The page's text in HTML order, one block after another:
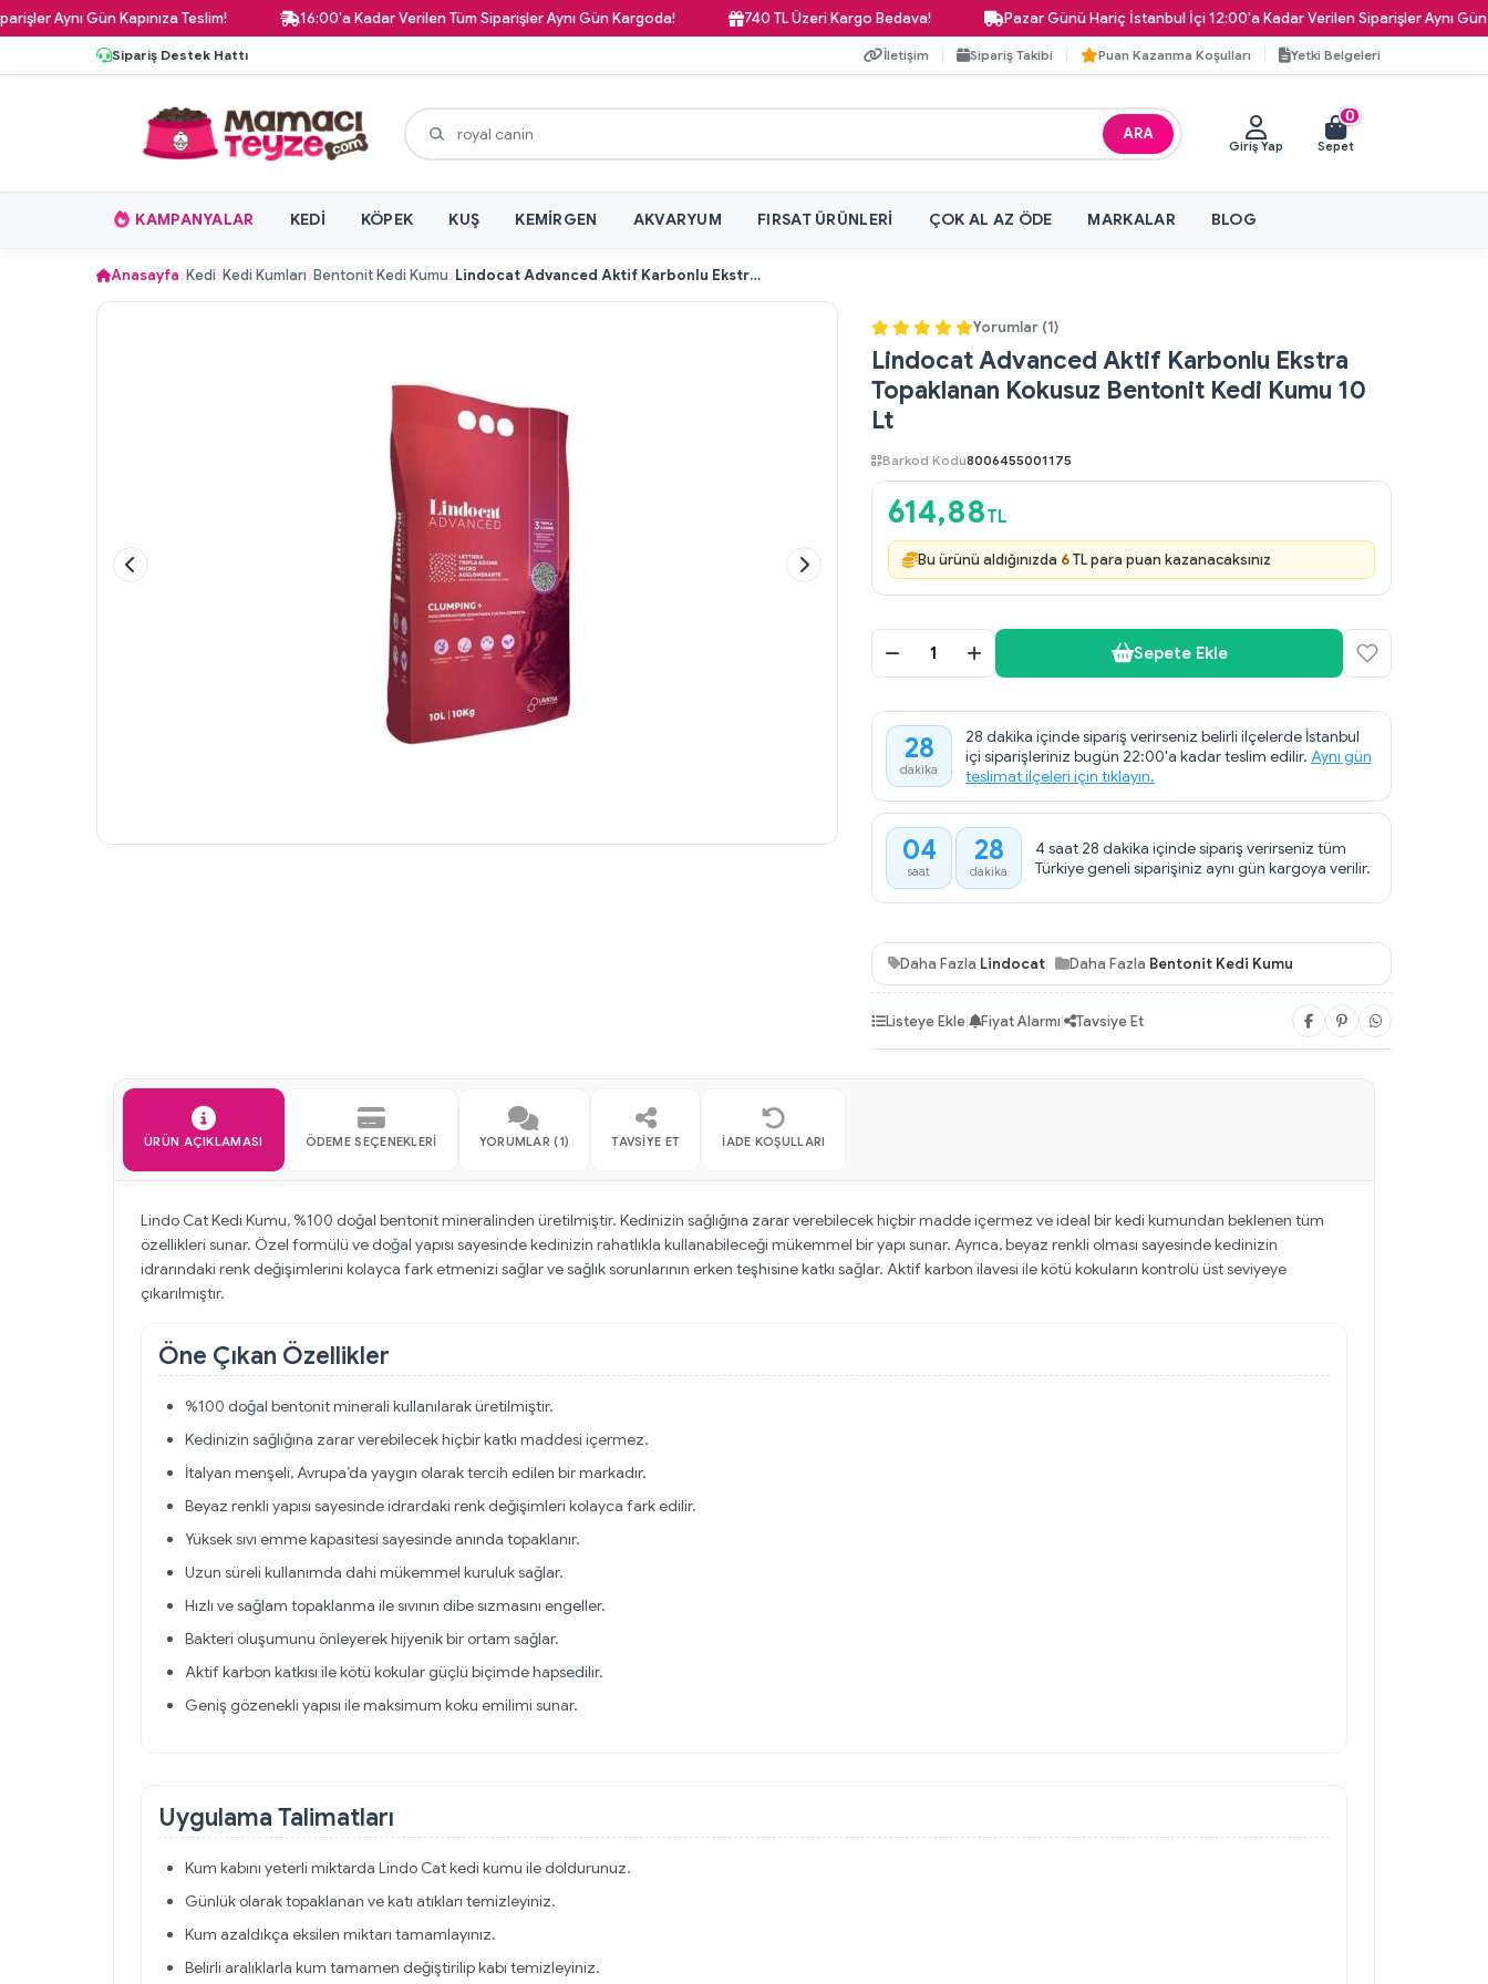
Gün Kapınıza Teslim! 16:00'a Kadar Verilen Tüm Siparişler Aynı Gün Kargoda! 740 TL Üzeri Kargo Bedava! Pazar Günü Hariç İstanbul İçi 12:00'a Kadar Verilen Siparişler Aynı Gün
Sipariş Destek Hattı İletişim Sipariş Takibi Puan Kazanma Koşulları Yetki Belgeleri
ARA
Giriş Yap
0
Sepet
KAMPANYALAR KEDI KÖPEK KUŞ KEMIRGEN AKVARYUM FIRSAT ÜRÜNLERI ÇOK AL AZ ÖDE MARKALAR BLOG
Anasayfa Kedi Kedi Kumları Bentonit Kedi Kumu Lindocat Advanced Aktif Karbonlu Ekstra Topaklanan Kokusuz Bentonit Kedi Kumu 10 Lt
Yorumlar (1)
Lindocat Advanced Aktif Karbonlu Ekstra
Topaklanan Kokusuz Bentonit Kedi Kumu 10
Lt
Barkod Kodu8006455001175
614,88TL
Bu ürünü aldığınızda 6TL para puan kazanacaksınız
Sepete Ekle
28
dakika
28 dakika içinde sipariş verirseniz belirli ilçelerde İstanbul
içi siparişleriniz bugün 22:00'a kadar teslim edilir. Aynı gün
teslimat ilçeleri için tıklayın.
04
saat
28
dakika
4 saat 28 dakika içinde sipariş verirseniz tüm
Türkiye geneli siparişiniz aynı gün kargoya verilir.
Daha Fazla Lindocat Daha Fazla Bentonit Kedi Kumu
Listeye Ekle| Fiyat Alarmı| Tavsiye Et
ÜRÜN AÇIKLAMASI ÖDEME SEÇENEKLERI YORUMLAR (1) TAVSIYE ET İADE KOŞULLARI
Lindo Cat Kedi Kumu, %100 doğal bentonit mineralinden üretilmiştir. Kedinizin sağlığına zarar verebilecek hiçbir madde içermez ve ideal bir kedi kumundan beklenen tüm
özellikleri sunar. Özel formülü ve doğal yapısı sayesinde kedinizin rahatlıkla kullanabileceği mükemmel bir yapı sunar. Ayrıca, beyaz renkli olması sayesinde kedinizin
idrarındaki renk değişimlerini kolayca fark etmenizi sağlar ve sağlık sorunlarının erken teşhisine katkı sağlar. Aktif karbon ilavesi ile kötü kokuların kontrolü üst seviyeye
çıkarılmıştır.
Öne Çıkan Özellikler
%100 doğal bentonit minerali kullanılarak üretilmiştir.
Kedinizin sağlığına zarar verebilecek hiçbir katkı maddesi içermez.
İtalyan menşeli, Avrupa’da yaygın olarak tercih edilen bir markadır.
Beyaz renkli yapısı sayesinde idrardaki renk değişimleri kolayca fark edilir.
Yüksek sıvı emme kapasitesi sayesinde anında topaklanır.
Uzun süreli kullanımda dahi mükemmel kuruluk sağlar.
Hızlı ve sağlam topaklanma ile sıvının dibe sızmasını engeller.
Bakteri oluşumunu önleyerek hijyenik bir ortam sağlar.
Aktif karbon katkısı ile kötü kokular güçlü biçimde hapsedilir.
Geniş gözenekli yapısı ile maksimum koku emilimi sunar.
Uygulama Talimatları
Kum kabını yeterli miktarda Lindo Cat kedi kumu ile doldurunuz.
Günlük olarak topaklanan ve katı atıkları temizleyiniz.
Kum azaldıkça eksilen miktarı tamamlayınız.
Belirli aralıklarla kum tamamen değiştirilip kabı temizleyiniz.